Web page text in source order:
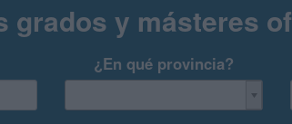
grados y másteres
¿En qué provincia?